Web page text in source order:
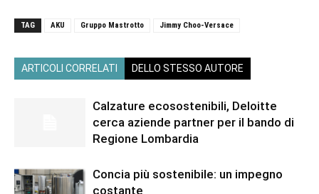
TAG AKU Gruppo Mastrotto Jimmy Choo-Versace
ARTICOLI CORRELATI DELLO STESSO AUTORE
Calzature ecosostenibili, Deloitte
cerca aziende partner per il bando di
Regione Lombardia
Concia più sostenibile: un impegno
costante